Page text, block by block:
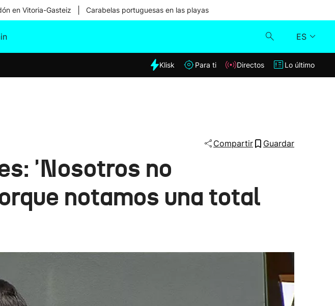
en Vitoria-Gasteiz Carabelas portuguesas en las playas
ES
Klisk
Klisk Para ti Directos Lo último
Compartir Guardar
'Nosotros no
notamos una total